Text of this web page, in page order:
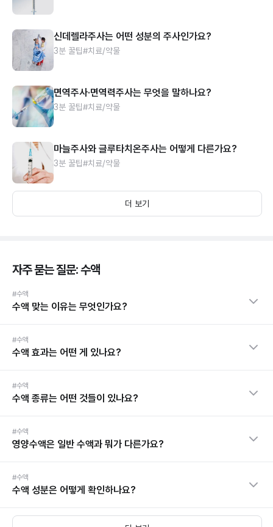
신데렐라주사는 어떤 성분의 주사인가요?
3분 꿀팁#치료/약물
면역주사·면역력주사는 무엇을 말하나요?
3분 꿀팁#치료/약물
마늘주사와 글루타치온주사는 어떻게 다른가요?
3분 꿀팁#치료/약물
더 보기
자주 묻는 질문: 수액
#수액
수액 맞는 이유는 무엇인가요?
#수액
수액 효과는 어떤 게 있나요?
#수액
수액 종류는 어떤 것들이 있나요?
#수액
영양수액은 일반 수액과 뭐가 다른가요?
#수액
수액 성분은 어떻게 확인하나요?